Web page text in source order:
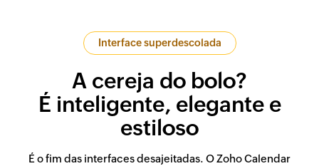
Interface superdescolada
A cereja do bolo?
É inteligente, elegante e
estiloso
É o fim das interfaces desajeitadas. O Zoho Calendar